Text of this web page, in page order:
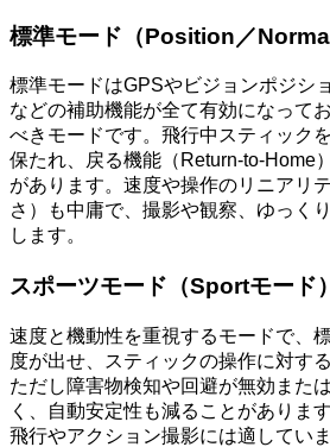
標準モード（Position／
標準モードはGPSやビジョンポジシ
などの補助機能が全て有効になって
べきモードです。飛行中スティック
保たれ、戻る機能（Return-to-Home
があります。速度や操作のリニアリ
さ）も中庸で、撮影や観察、ゆっく
します。
スポーツモード（Sportモード
速度と機動性を重視するモードで、
度が出せ、スティックの操作に対す
ただし障害物検知や回避が無効また
く、自動安定性も減ることがありま
飛行やアクション撮影には適してい